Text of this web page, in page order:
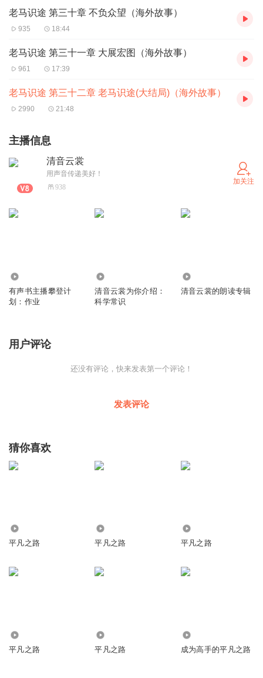
老马识途 第三十章 不负众望（海外故事）
935 18:44
老马识途 第三十一章 大展宏图（海外故事）
961 17:39
老马识途 第三十二章 老马识途(大结局)（海外故事）
2990 21:48
主播信息
清音云裳
用声音传递美好！
938
加关注
有声书主播攀登计
划：作业
清音云裳为你介绍：
科学常识
清音云裳的朗读专辑
用户评论
还没有评论，快来发表第一个评论！
发表评论
猜你喜欢
平凡之路 平凡之路 平凡之路
平凡之路 平凡之路 成为高手的平凡之路